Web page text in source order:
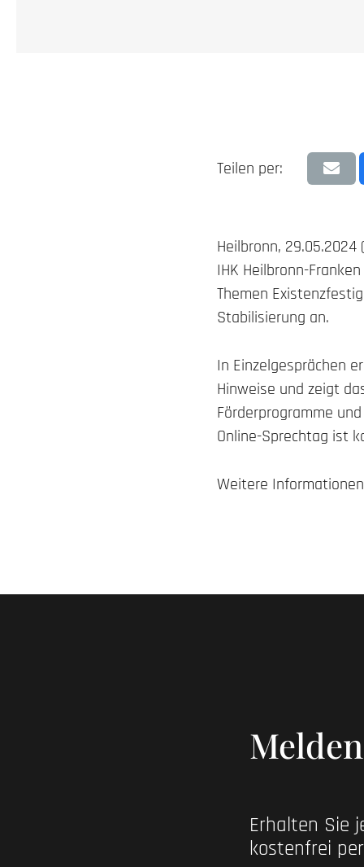
Teilen per:
Heilbronn,
IHK Heilbronn-
Themen
Stabilisierung an.
In Einzelgesprächen
Hinweise und zeigt
Förderprogramme
Online-Sprechtag ist
Weitere Informationen
Erhalten Sie
kostenfrei